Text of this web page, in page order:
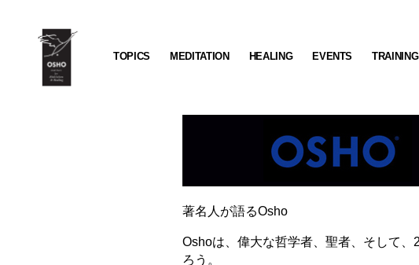
TOPICS MEDITATION HEALING EVENTS TRAINING
著名人が語るOsho
Oshoは、偉大な哲学者、聖者、そして
ろう。